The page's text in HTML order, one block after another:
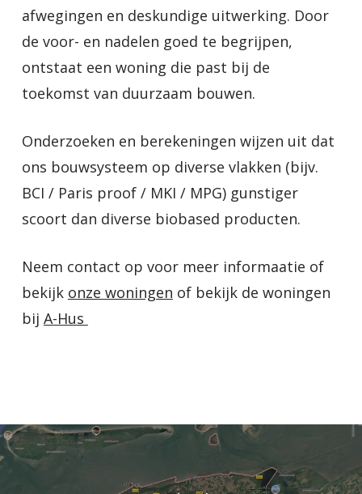
afwegingen en deskundige uitwerking. Door
de voor- en nadelen goed te begrijpen,
ontstaat een woning die past bij de
toekomst van duurzaam bouwen.
Onderzoeken en berekeningen wijzen uit dat
ons bouwsysteem op diverse vlakken (bijv.
BCI / Paris proof / MKI / MPG) gunstiger
scoort dan diverse biobased producten.
Neem contact op voor meer informaatie of
bekijk onze woningen of bekijk de woningen
bij A-Hus